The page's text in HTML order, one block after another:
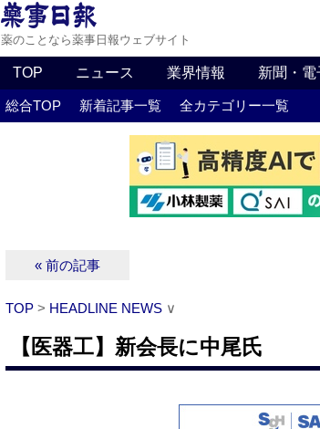
薬のことなら薬事日報ウェブサイト
TOP ニュース 業界情報 新聞・電
総合TOP 新着記事一覧 全カテゴリー一覧
« 前の記事
TOP > HEADLINE NEWS ∨
【医器工】新会長に中尾氏